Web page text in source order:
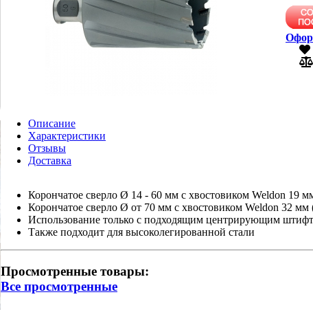
Описание
Характеристики
Отзывы
Доставка
Корончатое сверло Ø 14 - 60 мм с хвостовиком Weldon 19
Корончатое сверло Ø от 70 мм с хвостовиком Weldon 32 мм
Использование только с подходящим центрирующим
Также подходит для высоколегированной стали
Просмотренные товары:
Все просмотренные